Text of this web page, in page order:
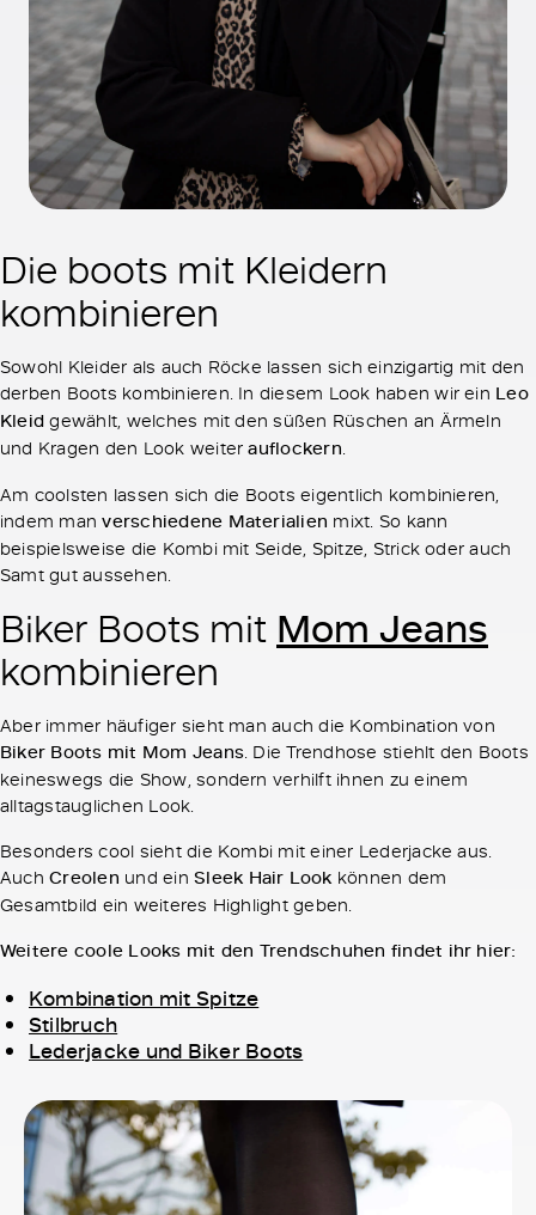
Die boots mit Kleidern
kombinieren
Sowohl Kleider als auch Röcke lassen sich einzigartig mit den
derben Boots kombinieren. In diesem Look haben wir ein Leo
Kleid gewählt, welches mit den süßen Rüschen an Ärmeln
und Kragen den Look weiterauflockern.
Am coolsten lassen sich die Boots eigentlich kombinieren,
indem manverschiedene Materialien mixt. So kann
beispielsweise die Kombi mit Seide, Spitze, Strick oder auch
Samt gut aussehen.
Biker Boots mit Mom Jeans
kombinieren
Aber immer häufiger sieht man auch die Kombination von
Biker Boots mit Mom Jeans. Die Trendhose stiehlt den Boots
keineswegs die Show, sondern verhilft ihnen zu einem
alltagstauglichen Look.
Besonders cool sieht die Kombi mit einer Lederjacke aus.
AuchCreolen und einSleek Hair Look können dem
Gesamtbild ein weiteres Highlight geben.
Weitere coole Looks mit den Trendschuhen findet ihr hier:
Kombination mit Spitze
Stilbruch
Lederjacke und Biker Boots